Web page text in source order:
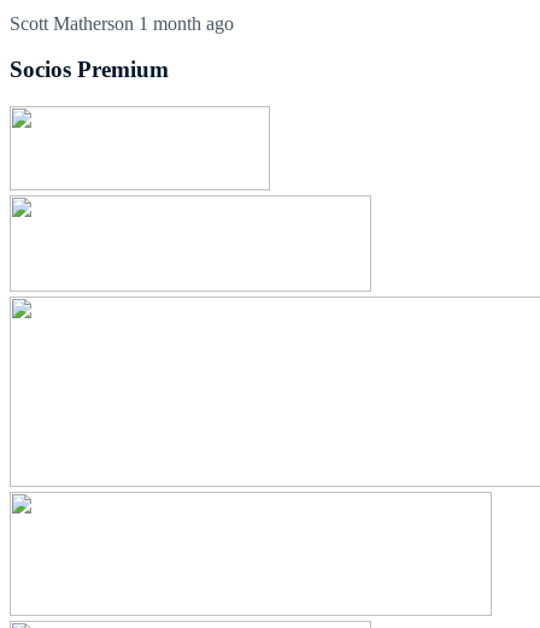
Scott Matherson 1 month ago
Socios Premium